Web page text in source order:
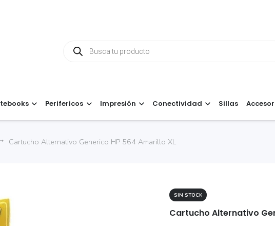
Búsqueda
de
Perifericos Impresión Conectividad Sillas
Cartucho Alternativo Generico HP 564 Amarillo XL
SIN STOCK
Cartucho Alternativo